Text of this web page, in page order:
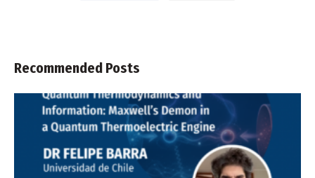
Recommended Posts